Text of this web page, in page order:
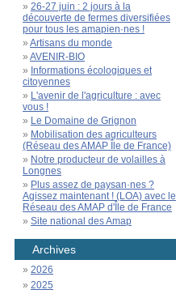
26-27 juin : 2 jours à la
découverte de fermes diversifiées
pour tous les amapien·nes !
Artisans du monde
AVENIR-BIO
Informations écologiques et
citoyennes
L'avenir de l'agriculture : avec
vous !
Le Domaine de Grignon
Mobilisation des agriculteurs
(Réseau des AMAP Île de France)
Notre producteur de volailles à
Longnes
Plus assez de paysan·nes ?
Agissez maintenant ! (LOA) avec le
Réseau des AMAP d'Île de France
Site national des Amap
Archives
2026
2025